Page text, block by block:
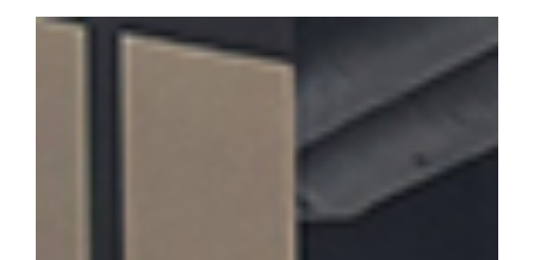
론 형성기 문인의 전개와 문학론」을 발표·토론한다. △유진희 연구
반 소론계 관료 문인의 시문학」을 발표·토론한다. 2부 세션에서
문학 이론」으로 시작된다. 이어 △유명석 연구교수(단국대)와 송
시문학」을 발표·토론한다. △박희인 연구교수(단국대)와 김민학
관과 시적 지향」을 발표·토론한다. △채지수 연구교수(단국대)와
이씨 문인들의 문학론과 한시」를 발표·토론한다. △이황진 교수(
론계 문인의 문학론과 한시」를 발표·토론한다. 윤재환 소장은 "